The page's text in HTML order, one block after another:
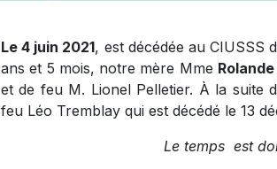
Le 4 juin 2021, est décédée au CIUSSS
ans et 5 mois, notre mère Mme
et de feu M. Lionel Pelletier. À la suite
feu Léo Tremblay qui est décédé le 13
Le temps est